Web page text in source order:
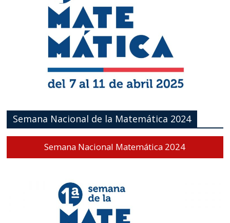
Semana Nacional de la Matemática 2024
Semana Nacional Matemática 2024